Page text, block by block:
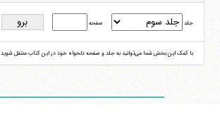
جلد صفحه
با کمک این بخش شما می‌توانید به جلد و صفحه دلخواه خود در این کتاب منتقل شوید